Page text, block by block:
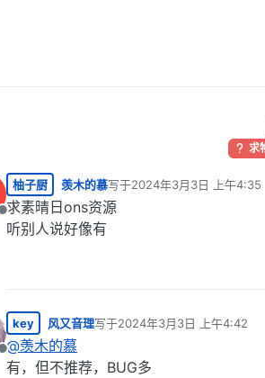
求
离线
柚子厨 羡木的慕写于2024年3月3日 上午4:35
最后由 编辑
求素晴日ons资源
听别人说好像有
离线
key 风又音理写于2024年3月3日 上午4:42
最后由 编辑
@羡木的慕
有，但不推荐，BUG多